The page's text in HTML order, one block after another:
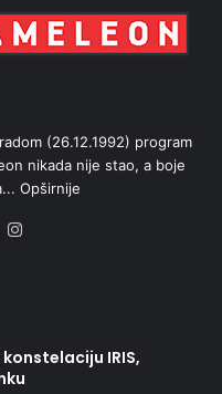
(26.12.1992) program
nikada nije stao, a boje
Opširnije
YouTube
IRIS,